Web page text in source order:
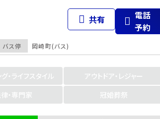
共有
電話
予約
バス停 岡崎町(バス)
・ライフスタイル
アウトドア・レジャー
・専門家 冠婚葬祭